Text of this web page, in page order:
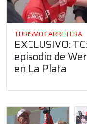
TURISMO CARRETERA
EXCLUSIVO:
episodio de
en La Plata